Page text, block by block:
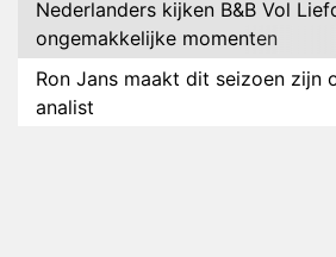
Nederlanders kijken B&B Vol
ongemakkelijke momenten
Ron Jans maakt dit seizoen zijn
analist